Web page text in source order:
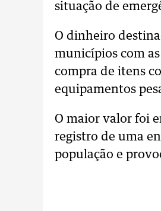
situação de
O dinheiro
municípios com
compra de itens
equipamentos
O maior valor foi
registro de uma
população e